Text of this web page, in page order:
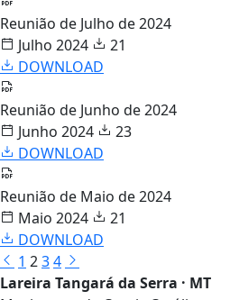
Reunião de Julho de 2024
Julho 2024
21
DOWNLOAD
Reunião de Junho de 2024
Junho 2024
23
DOWNLOAD
Reunião de Maio de 2024
Maio 2024
21
DOWNLOAD
1 234
Lareira Tangará da Serra · MT